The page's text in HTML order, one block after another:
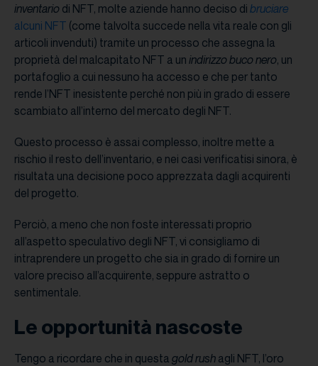
inventario di NFT, molte aziende hanno deciso di bruciare
alcuni NFT (come talvolta succede nella vita reale con gli
articoli invenduti) tramite un processo che assegna la
proprietà del malcapitato NFT a un indirizzo buco nero, un
portafoglio a cui nessuno ha accesso e che per tanto
rende l’NFT inesistente perché non più in grado di essere
scambiato all’interno del mercato degli NFT.
Questo processo è assai complesso, inoltre mette a
rischio il resto dell’inventario, e nei casi verificatisi sinora, è
risultata una decisione poco apprezzata dagli acquirenti
del progetto.
Perciò, a meno che non foste interessati proprio
all’aspetto speculativo degli NFT, vi consigliamo di
intraprendere un progetto che sia in grado di fornire un
valore preciso all’acquirente, seppure astratto o
sentimentale.
Le opportunità nascoste
Tengo a ricordare che in questa gold rush agli NFT, l’oro